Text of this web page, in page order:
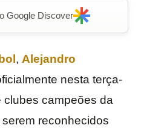
Google Discover
, Alejandro
nesta terça-
clubes campeões da
serem reconhecidos